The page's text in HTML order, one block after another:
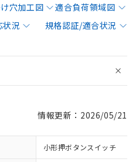
穴加工図
適合負荷領域図
状況 規格認証/適合状況
情報更新：2026/05/21
小形押ボタンスイッチ